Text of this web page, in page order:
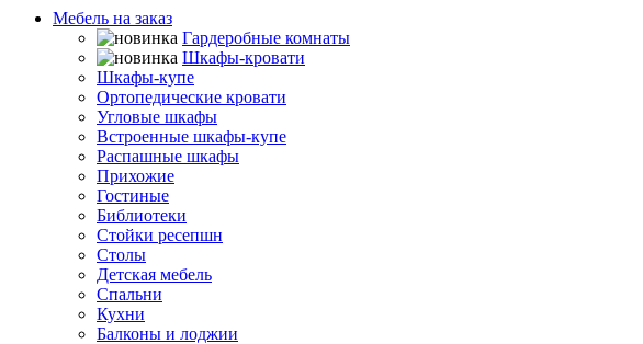
Мебель на заказ
Гардеробные комнаты
Шкафы-кровати
Шкафы-купе
Ортопедические кровати
Угловые шкафы
Встроенные шкафы-купе
Распашные шкафы
Прихожие
Гостиные
Библиотеки
Стойки ресепшн
Столы
Детская мебель
Спальни
Кухни
Балконы и лоджии